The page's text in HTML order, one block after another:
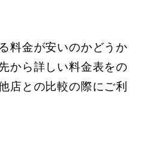
料金が安いのかどうか
から詳しい料金表をの
店との比較の際にご利